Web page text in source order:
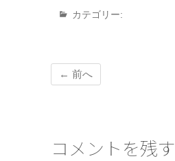
カテゴリー:
← 前へ
コメントを残す